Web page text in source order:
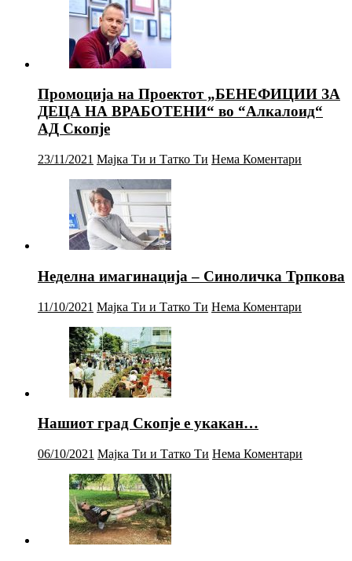
Промоција на Проектот „БЕНЕФИЦИИ ЗА
ДЕЦА НА ВРАБОТЕНИ“ во “Алкалоид“
АД Скопје
23/11/2021 Мајка Ти и Татко Ти Нема Коментари
Неделна имагинација – Синоличка Трпкова
11/10/2021 Мајка Ти и Татко Ти Нема Коментари
Нашиот град Скопје е укакан…
06/10/2021 Мајка Ти и Татко Ти Нема Коментари